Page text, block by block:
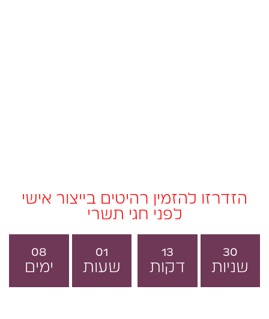
הזדרזו להזמין רהיטים בייצור אישי
לפני חגי תשרי
08
ימים שעות דקות
29
שניות